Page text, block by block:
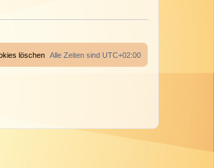
Alle Zeiten sind UTC+02:00
löschen